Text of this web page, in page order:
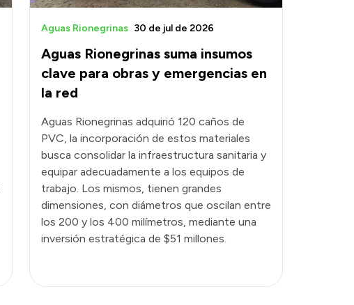
Aguas Rionegrinas suma insumos
clave para obras y emergencias en
la red
Aguas Rionegrinas 30 de jul de 2026
Aguas Rionegrinas adquirió 120 caños de
PVC, la incorporación de estos materiales
busca consolidar la infraestructura sanitaria y
equipar adecuadamente a los equipos de
trabajo. Los mismos, tienen grandes
dimensiones, con diámetros que oscilan entre
los 200 y los 400 milímetros, mediante una
inversión estratégica de $51 millones.